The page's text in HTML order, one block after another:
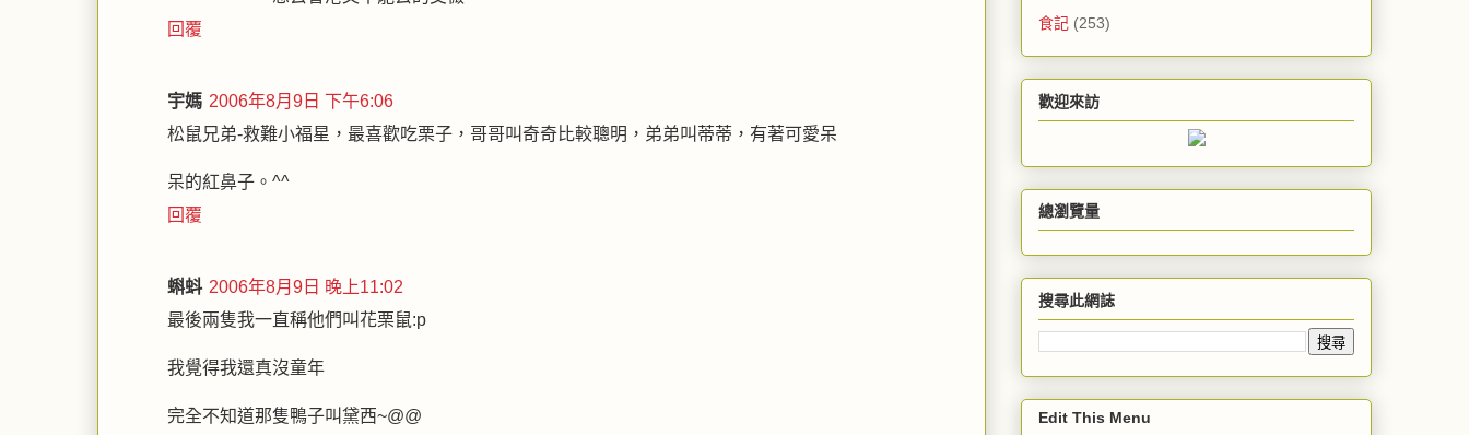
回覆
宇媽 2006年8月9日 下午6:06
松鼠兄弟-救難小福星，最喜歡吃栗子，哥哥叫奇奇比較聰明，弟弟叫蒂蒂，有著可愛呆
呆的紅鼻子。^^
回覆
蝌蚪 2006年8月9日 晚上11:02
最後兩隻我一直稱他們叫花栗鼠:p
我覺得我還真沒童年
完全不知道那隻鴨子叫黛西~@@
食記 (253)
歡迎來訪
總瀏覽量
搜尋此網誌
Edit This Menu